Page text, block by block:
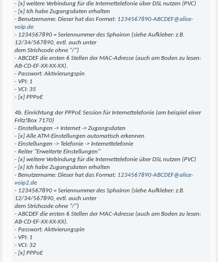
- [x] weitere Verbindung für die Internettelefonie über DSL nutzen (PVC)
- [x] Ich habe Zugangsdaten erhalten
- Benutzername: Dieser hat das Format: 1234567890-ABCDEF@alice-
voip.de
- 1234567890 = Seriennummer des Sphairon (siehe Aufkleber: z.B.
12/34/567890, evtl. auch unter
dem Strichcode ohne "/")
- ABCDEF die ersten 6 Stellen der MAC-Adresse (auch am Boden zu lesen:
AB-CD-EF-XX-XX-XX).
- Passwort: Aktivierungspin
- VPI: 1
- VCI: 35
- [x] PPPoE
4b. Einrichtung der PPPoE Session für Internettelefonie (am beispiel einer
Fritz!Box 7170)
- Einstellungen -> Internet -> Zugangsdaten
- [x] Alle ATM-Einstellungen automatisch erkennen
- Einstellungen -> Telefonie -> Internettelefonie
- Reiter "Erweiterte Einstellungen"
- [x] weitere Verbindung für die Internettelefonie über DSL nutzen (PVC)
- [x] Ich habe Zugangsdaten erhalten
- Benutzername: Dieser hat das Format: 1234567890-ABCDEF@alice-
voip2.de
- 1234567890 = Seriennummer des Sphairon (siehe Aufkleber: z.B.
12/34/567890, evtl. auch unter
dem Strichcode ohne "/")
- ABCDEF die ersten 6 Stellen der MAC-Adresse (auch am Boden zu lesen:
AB-CD-EF-XX-XX-XX).
- Passwort: Aktivierungspin
- VPI: 1
- VCI: 32
- [x] PPPoE